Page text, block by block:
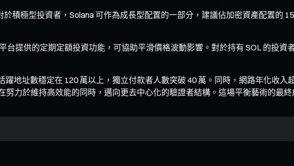
積極型投資者，Solana 可作為成長型配置的一部分，建議佔加密資產配置的
台提供的定期定額投資功能，可協助平滑價格波動影響。對於持有 SOL 的投資
躍地址數穩定在 120 萬以上，獨立付款者人數突破 40 萬。同時，網路年化收
努力於維持高效能的同時，邁向更去中心化的驗證者結構。這場平衡藝術的最